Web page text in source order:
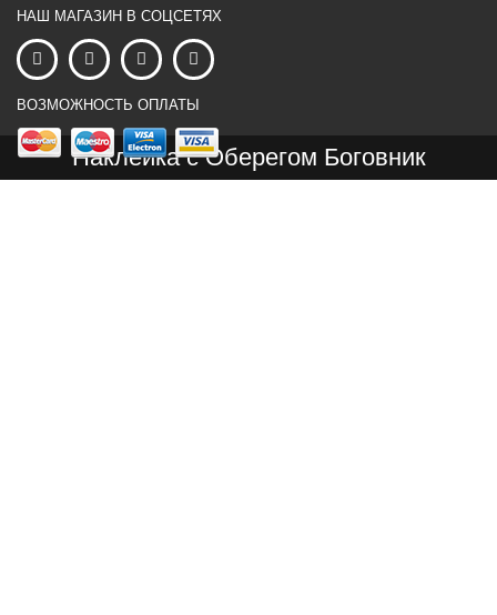
Наклейка с Оберегом Боговник
НАШ МАГАЗИН В СОЦСЕТЯХ
ВОЗМОЖНОСТЬ ОПЛАТЫ